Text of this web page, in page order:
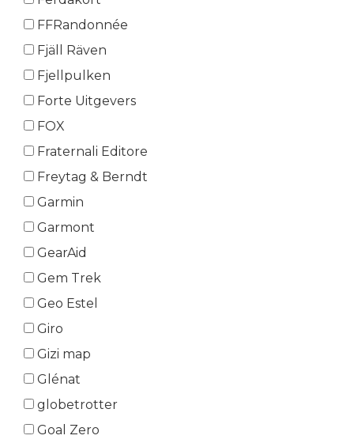
FFRandonnée
Fjäll Räven
Fjellpulken
Forte Uitgevers
FOX
Fraternali Editore
Freytag & Berndt
Garmin
Garmont
GearAid
Gem Trek
Geo Estel
Giro
Gizi map
Glénat
globetrotter
Goal Zero